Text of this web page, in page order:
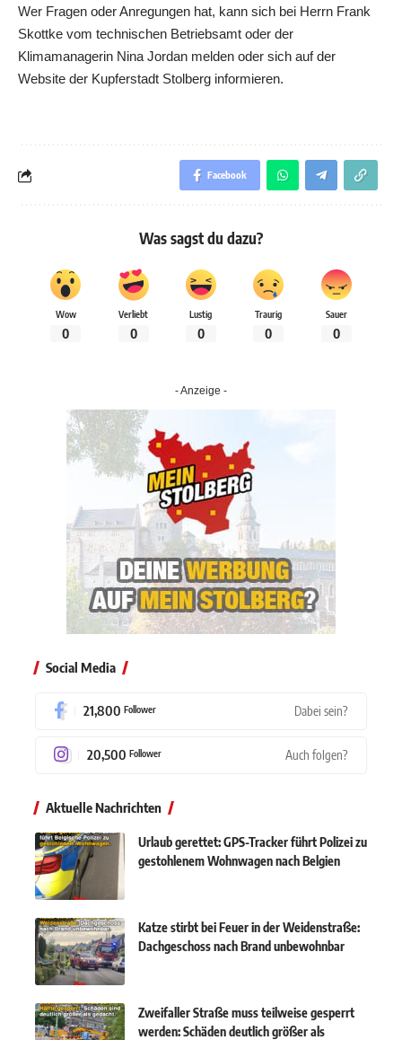
Wer Fragen oder Anregungen hat, kann sich bei Herrn Frank
Skottke vom technischen Betriebsamt oder der
Klimamanagerin Nina Jordan melden oder sich auf der
Website der Kupferstadt Stolberg informieren.
Facebook
Was sagst du dazu?
Wow
0
Verliebt
0
Lustig
0
Traurig
0
Sauer
0
- Anzeige -
Social Media
21,800 Follower Dabei sein?
20,500 Follower Auch folgen?
Aktuelle Nachrichten
Urlaub gerettet: GPS-Tracker führt Polizei zu
gestohlenem Wohnwagen nach Belgien
Katze stirbt bei Feuer in der Weidenstraße:
Dachgeschoss nach Brand unbewohnbar
Zweifaller Straße muss teilweise gesperrt
werden: Schäden deutlich größer als